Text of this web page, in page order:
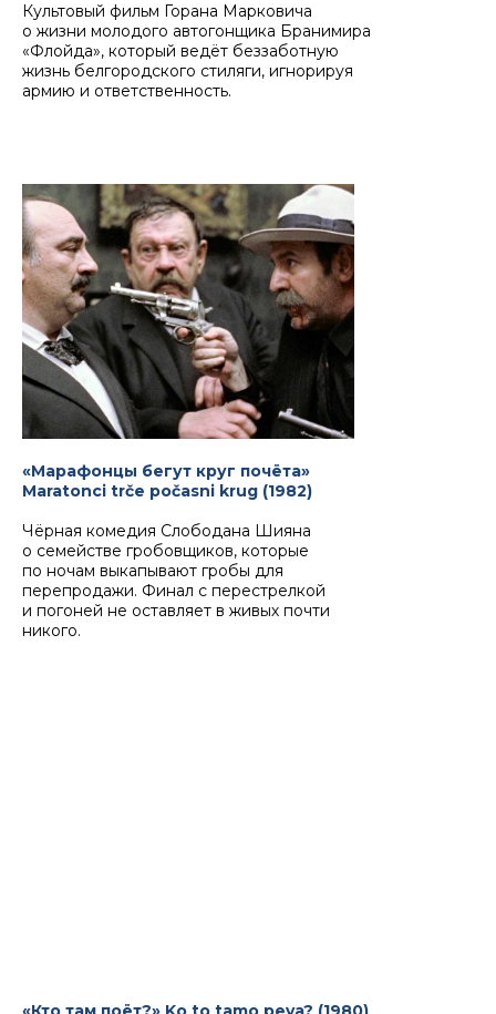
Культовый фильм Горана Марковича
о жизни молодого автогонщика Бранимира
«Флойда», который ведёт беззаботную
жизнь белгородского стиляги, игнорируя
армию и ответственность.
«Марафонцы бегут круг почёта»
Maratonci trče počasni krug (1982)
Чёрная комедия Слободана Шияна
о семействе гробовщиков, которые
по ночам выкапывают гробы для
перепродажи. Финал с перестрелкой
и погоней не оставляет в живых почти
никого.